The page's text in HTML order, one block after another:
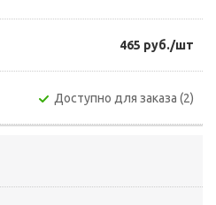
465 руб./шт
Доступно для заказа (2)